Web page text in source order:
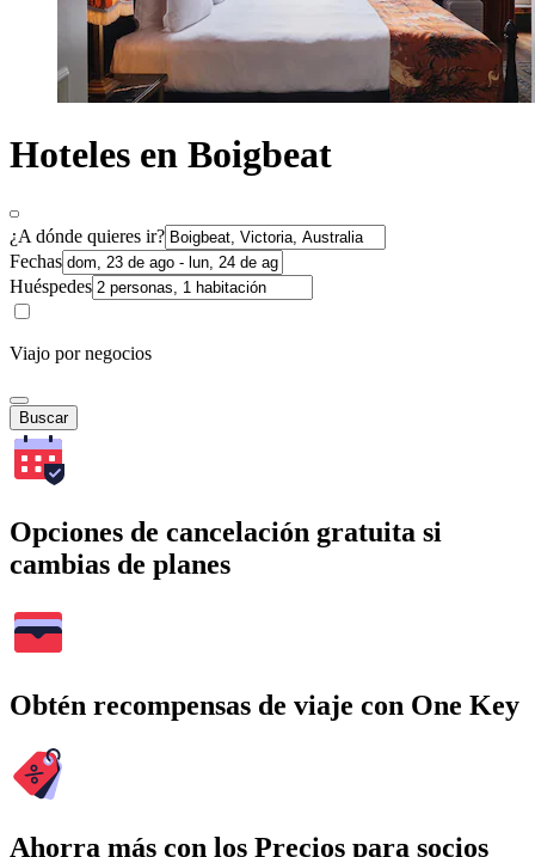
Hoteles en Boigbeat
¿A dónde quieres ir?
Fechas
Huéspedes
Viajo por negocios
Buscar
Opciones de cancelación gratuita si
cambias de planes
Obtén recompensas de viaje con One Key
Ahorra más con los Precios para socios